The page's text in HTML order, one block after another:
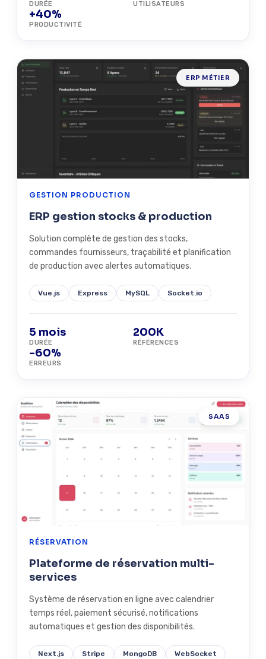
DURÉE UTILISATEURS
+40%
PRODUCTIVITÉ
ERP MÉTIER
GESTION PRODUCTION
ERP gestion stocks & production
Solution complète de gestion des stocks,
commandes fournisseurs, traçabilité et planification
de production avec alertes automatiques.
Vue.js Express MySQL Socket.io
5 mois
DURÉE
200K
RÉFÉRENCES
-60%
ERREURS
SAAS
RÉSERVATION
Plateforme de réservation multi-
services
Système de réservation en ligne avec calendrier
temps réel, paiement sécurisé, notifications
automatiques et gestion des disponibilités.
Next.js Stripe MongoDB WebSocket